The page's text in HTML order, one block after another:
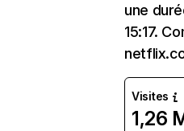
une
15:17.
Visites
1,26